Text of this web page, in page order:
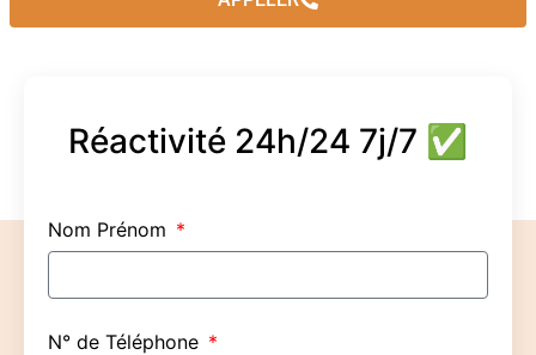
Réactivité 24h/24 7j/7 ✅
Nom Prénom
N° de Téléphone